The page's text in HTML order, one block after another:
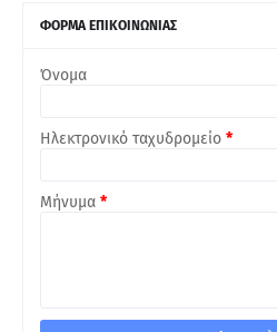
ΦΟΡΜΑ ΕΠΙΚΟΙΝΩΝΙΑΣ
Όνομα
Ηλεκτρονικό ταχυδρομείο *
Μήνυμα *